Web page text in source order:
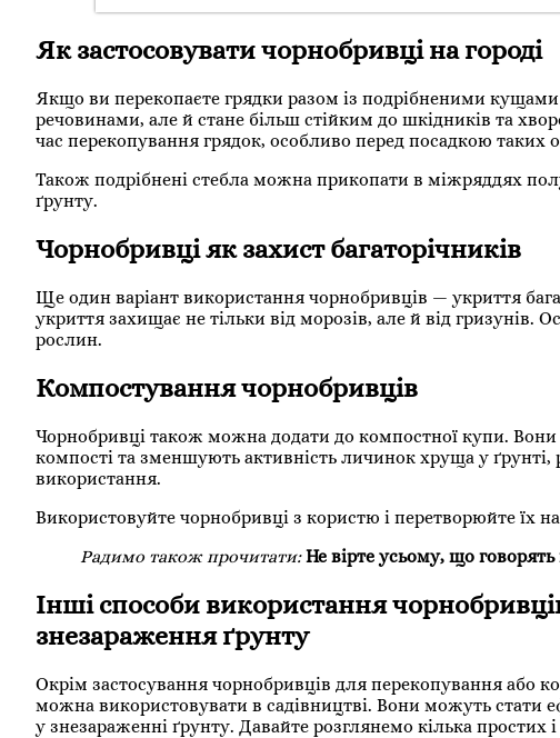
Як застосовувати чорнобривці на городі
Якщо ви перекопаєте грядки разом із подрібненими
речовинами, але й стане більш стійким до шкідників та
час перекопування грядок, особливо перед посадкою таких
Також подрібнені стебла можна прикопати в міжряддях
ґрунту.
Чорнобривці як захист багаторічників
Ще один варіант використання чорнобривців — укриття
укриття захищає не тільки від морозів, але й від
рослин.
Компостування чорнобривців
Чорнобривці також можна додати до компостної купи. Вони
компості та зменшують активність личинок хруща у
використання.
Використовуйте чорнобривці з користю і перетворюйте їх
Радимо також прочитати: Не вірте усьому, що говорять
Інші способи використання
знезараження ґрунту
Окрім застосування чорнобривців для перекопування або
можна використовувати в садівництві. Вони можуть стати
у знезараженні ґрунту. Давайте розглянемо кілька простих і